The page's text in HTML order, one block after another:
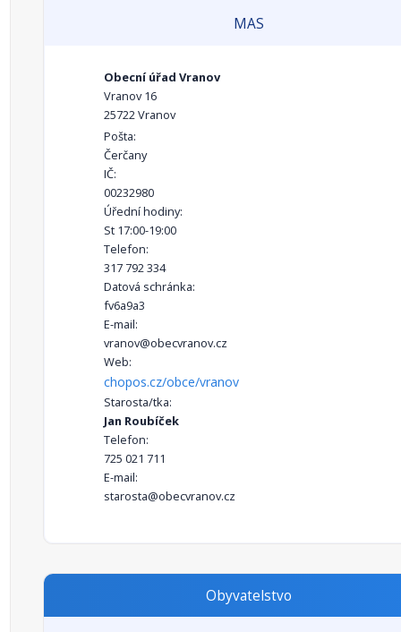
MAS
Obecní úřad Vranov
Vranov 16
25722 Vranov
Pošta:
Čerčany
IČ:
00232980
Úřední hodiny:
St 17:00-19:00
Telefon:
317 792 334
Datová schránka:
fv6a9a3
E-mail:
vranov@obecvranov.cz
Web:
chopos.cz/obce/vranov
Starosta/tka:
Jan Roubíček
Telefon:
725 021 711
E-mail:
starosta@obecvranov.cz
Obyvatelstvo